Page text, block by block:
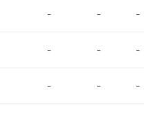
- - -
- - -
- - -